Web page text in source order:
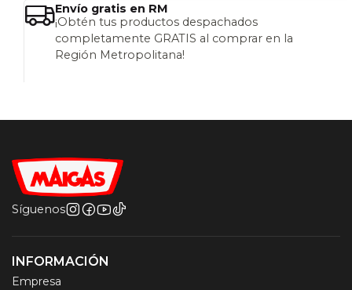
Envío gratis en RM
¡Obtén tus productos despachados
completamente GRATIS al comprar en la
Región Metropolitana!
Síguenos
INFORMACIÓN
Empresa